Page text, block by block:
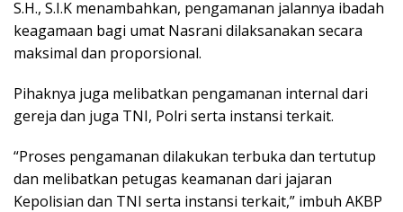
S.H., S.I.K menambahkan, pengamanan jalannya ibadah
keagamaan bagi umat Nasrani dilaksanakan secara
maksimal dan proporsional.
Pihaknya juga melibatkan pengamanan internal dari
gereja dan juga TNI, Polri serta instansi terkait.
“Proses pengamanan dilakukan terbuka dan tertutup
dan melibatkan petugas keamanan dari jajaran
Kepolisian dan TNI serta instansi terkait,” imbuh AKBP